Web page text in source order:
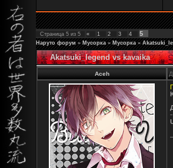
Страница 5 из 5 « 1 2 3 4 5
Наруто форум » Мусорка » Мусорка »
Akatsuki_legend vs kavaika
Aceh